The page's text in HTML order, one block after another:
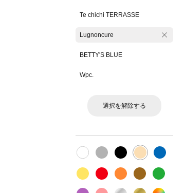
Te chichi TERRASSE
Lugnoncure
BETTY'S BLUE
Wpc.
選択を解除する